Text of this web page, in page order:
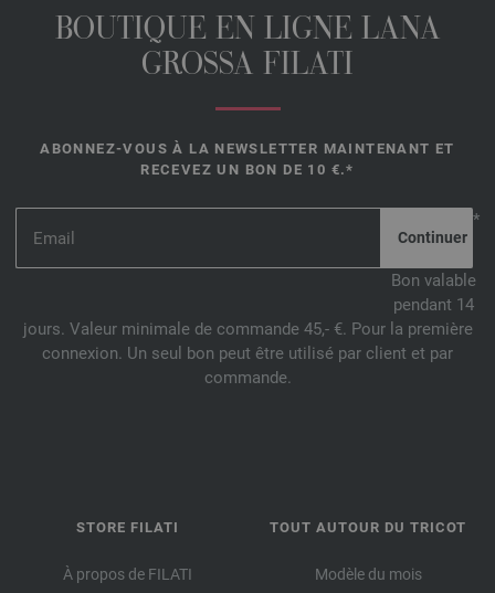
BOUTIQUE EN LIGNE LANA
GROSSA FILATI
ABONNEZ-VOUS À LA NEWSLETTER MAINTENANT ET
RECEVEZ UN BON DE 10 €.*
*
Bon valable
pendant 14
jours. Valeur minimale de commande 45,- €. Pour la première
connexion. Un seul bon peut être utilisé par client et par
commande.
STORE FILATI
À propos de FILATI
TOUT AUTOUR DU TRICOT
Modèle du mois